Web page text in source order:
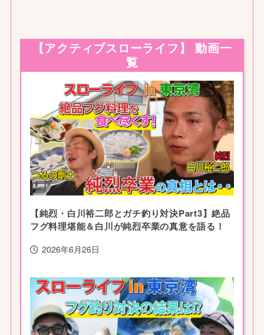
【アクティブスローライフ】 動画一
覧
【純烈・白川裕二郎とガチ釣り対決Part3】絶品
フグ料理堪能＆白川が純烈卒業の真意を語る！
2026年6月26日